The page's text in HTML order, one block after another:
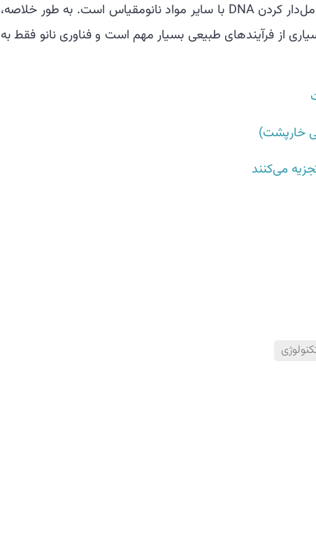
برای ایجاد نانوساختارهای مصنوعی و همچنین عامل‌دار کردن DNA با سایر مواد نانومقیاس است. به طور خلاصه،
از فرآیندهای طبیعی بسیار مهم است و فناوری نانو فقط به
خارپشت)
می‌کنند